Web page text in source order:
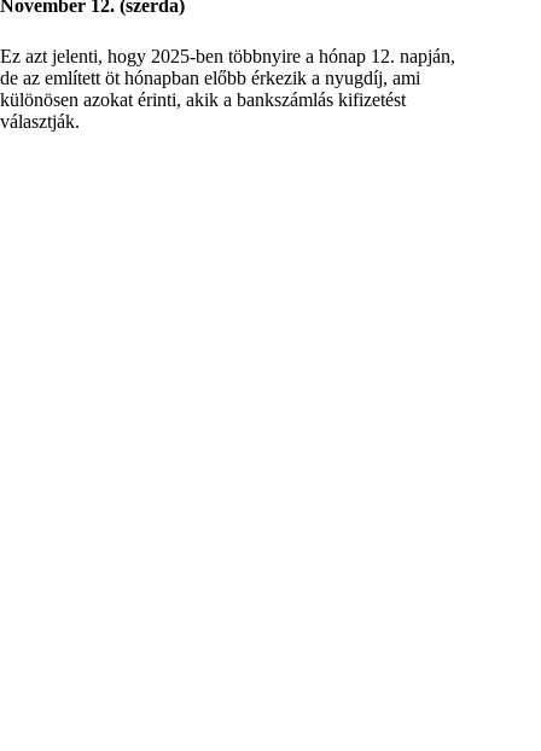
November 12. (szerda)
Ez azt jelenti, hogy 2025-ben többnyire a hónap 12. napján,
de az említett öt hónapban előbb érkezik a nyugdíj, ami
különösen azokat érinti, akik a bankszámlás kifizetést
választják.